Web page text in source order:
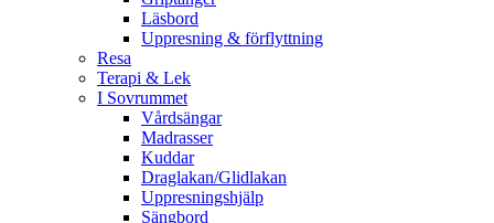
Läsbord
Uppresning & förflyttning
Resa
Terapi & Lek
I Sovrummet
Vårdsängar
Madrasser
Kuddar
Draglakan/Glidlakan
Uppresningshjälp
Sängbord